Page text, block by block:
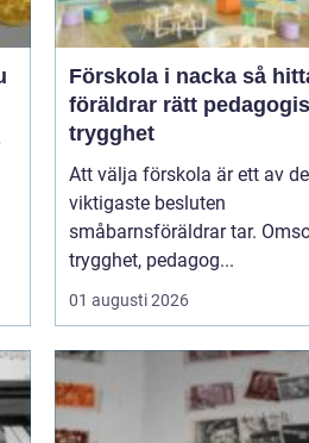
Förskola i nacka så hittar
föräldrar rätt
trygghet
Att välja förskola är ett av de
viktigaste besluten
småbarnsföräldrar tar.
trygghet, pedagog...
01 augusti 2026